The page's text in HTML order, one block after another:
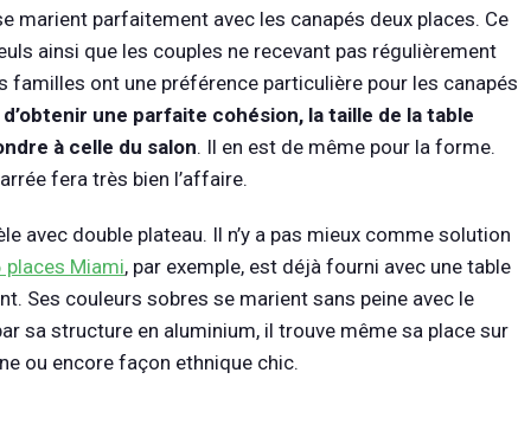
marient parfaitement avec les canapés deux places. Ce
ainsi que les couples ne recevant pas régulièrement
familles ont une préférence particulière pour les canapés
une parfaite cohésion, la taille de la table
à celle du salon. Il en est de même pour la forme.
fera très bien l’affaire.
avec double plateau. Il n’y a pas mieux comme solution
places Miami, par exemple, est déjà fourni avec une table
Ses couleurs sobres se marient sans peine avec le
sa structure en aluminium, il trouve même sa place sur
ou encore façon ethnique chic.